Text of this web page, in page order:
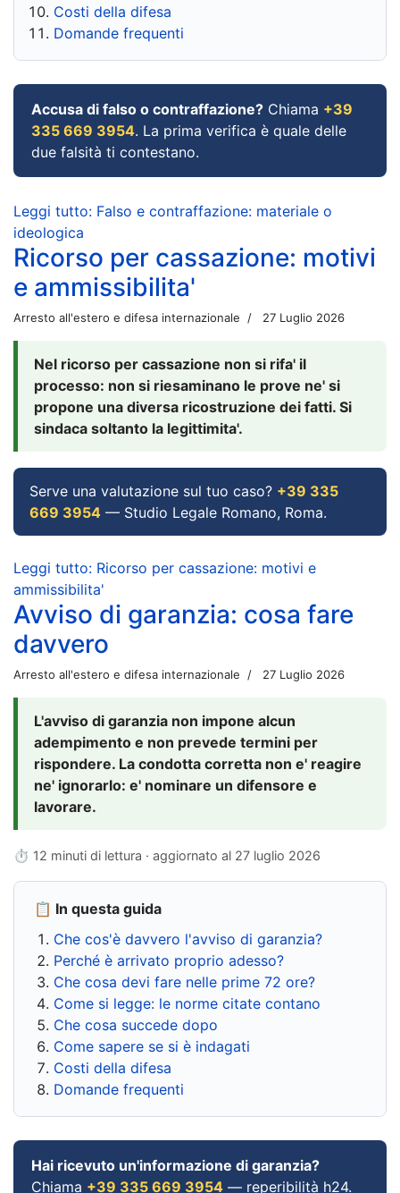
Costi della difesa
Domande frequenti
Accusa di falso o contraffazione? Chiama +39
335 669 3954. La prima verifica è quale delle
due falsità ti contestano.
Leggi tutto: Falso e contraffazione: materiale o
ideologica
Ricorso per cassazione: motivi
e ammissibilita'
Arresto all'estero e difesa internazionale 27 Luglio 2026
Nel ricorso per cassazione non si rifa' il
processo: non si riesaminano le prove ne' si
propone una diversa ricostruzione dei fatti. Si
sindaca soltanto la legittimita'.
Serve una valutazione sul tuo caso? +39 335
669 3954 — Studio Legale Romano, Roma.
Leggi tutto: Ricorso per cassazione: motivi e
ammissibilita'
Avviso di garanzia: cosa fare
davvero
Arresto all'estero e difesa internazionale 27 Luglio 2026
L'avviso di garanzia non impone alcun
adempimento e non prevede termini per
rispondere. La condotta corretta non e' reagire
ne' ignorarlo: e' nominare un difensore e
lavorare.
⏱ 12 minuti di lettura · aggiornato al 27 luglio 2026
📋 In questa guida
Che cos'è davvero l'avviso di garanzia?
Perché è arrivato proprio adesso?
Che cosa devi fare nelle prime 72 ore?
Come si legge: le norme citate contano
Che cosa succede dopo
Come sapere se si è indagati
Costi della difesa
Domande frequenti
Hai ricevuto un'informazione di garanzia?
Chiama +39 335 669 3954 — reperibilità h24.